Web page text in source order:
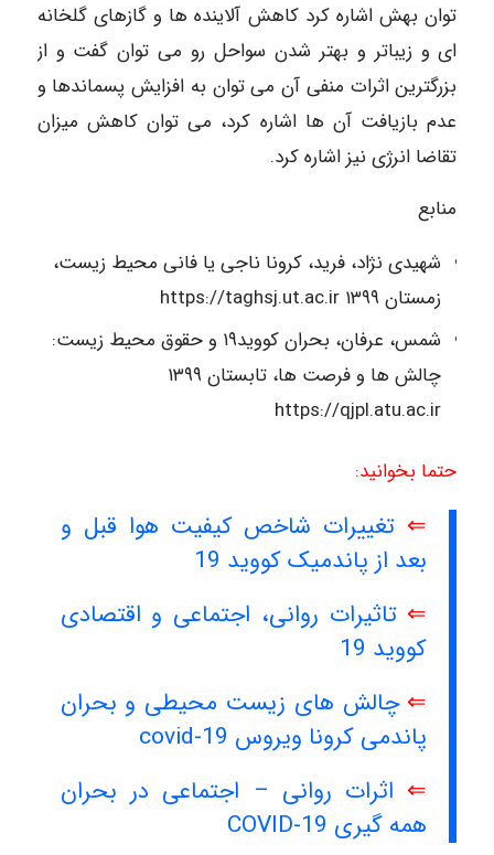
توان بهش اشاره کرد کاهش آلاینده ها و گازهای گلخانه
ای و زیباتر و بهتر شدن سواحل رو می توان گفت و از
بزرگترین اثرات منفی آن می توان به افزایش پسماندها و
عدم بازیافت آن ها اشاره کرد، می توان کاهش میزان
تقاضا انرژی نیز اشاره کرد.
منابع
شهیدی نژاد، فرید، کرونا ناجی یا فانی محیط زیست،
زمستان ۱۳۹۹ https://taghsj.ut.ac.ir
شمس، عرفان، بحران کووید۱۹ و حقوق محیط زیست:
چالش ها و فرصت ها، تابستان ۱۳۹۹
https://qjpl.atu.ac.ir
حتما بخوانید:
⇐ تغییرات شاخص کیفیت هوا قبل و
بعد از پاندمیک کووید 19
⇐تاثیرات روانی، اجتماعی و اقتصادی
کووید 19
⇐چالش های زیست محیطی و بحران
پاندمی کرونا ویروس covid-19
⇐ اثرات روانی – اجتماعی در بحران
همه گیری COVID-19